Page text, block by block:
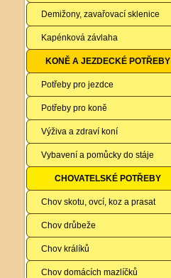
Demižony, zavařovací sklenice
Kapénková závlaha
KONĚ A JEZDECKÉ POTŘEBY
Potřeby pro jezdce
Potřeby pro koně
Výživa a zdraví koní
Vybavení a pomůcky do stáje
CHOVATELSKÉ POTŘEBY
Chov skotu, ovcí, koz a prasat
Chov drůbeže
Chov králíků
Chov domácích mazlíčků